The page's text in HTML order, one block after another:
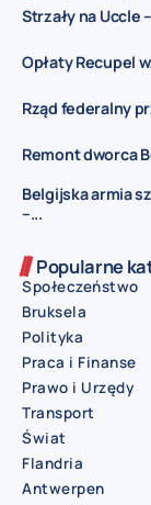
Strzały na Uccle
Opłaty Recupel
Rząd federalny
Remont dworca
Belgijska armia
–...
Popularne
Społeczeństwo
Bruksela
Polityka
Praca i Finanse
Prawo i Urzędy
Transport
Świat
Flandria
Antwerpen